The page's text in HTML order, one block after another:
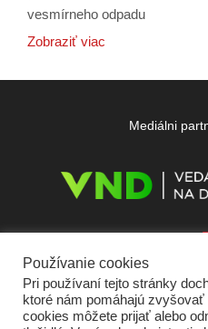
vesmírneho odpadu
Zobraziť viac
Mediálni
Používanie cookies
Pri používaní tejto stránky
ktoré nám pomáhajú
cookies môžete prijať alebo